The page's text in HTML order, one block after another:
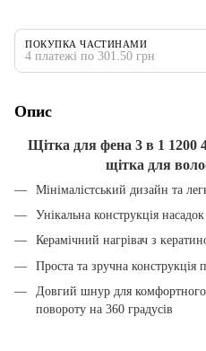
ПОКУПКА ЧАСТИНАМИ
4 платежі по 301.50 грн
Опис
Щітка для фена 3 в 1 1200
щітка для
Мінімалістський дизайн та
Унікальна конструкція насадок
Керамічний нагрівач з
Проста та зручна конструкція
Довгий шнур для
повороту на 360 градусів